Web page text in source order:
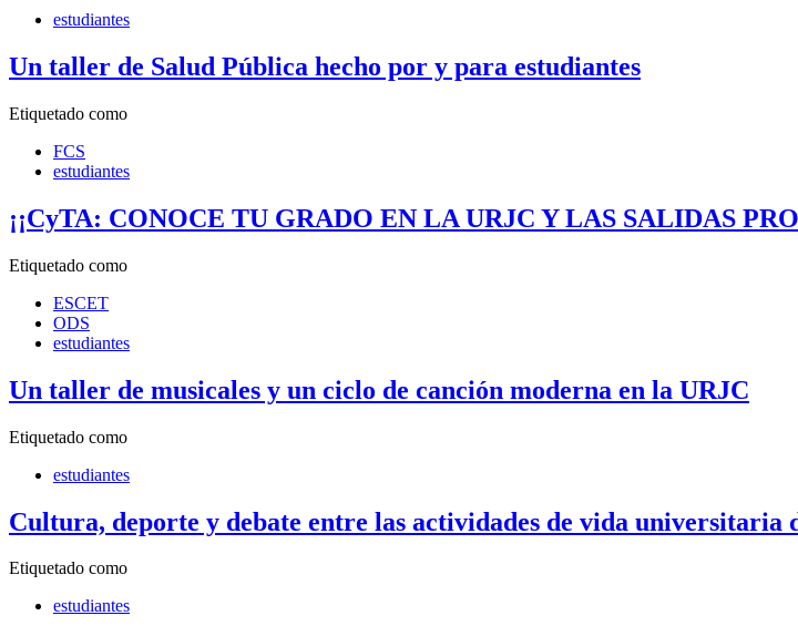
estudiantes
Un taller de Salud Pública hecho por y para estudiantes
Etiquetado como
FCS
estudiantes
¡¡CyTA: CONOCE TU GRADO EN LA URJC Y LAS SALIDAS
Etiquetado como
ESCET
ODS
estudiantes
Un taller de musicales y un ciclo de canción moderna en la URJC
Etiquetado como
estudiantes
Cultura, deporte y debate entre las actividades de vida universitaria
Etiquetado como
estudiantes